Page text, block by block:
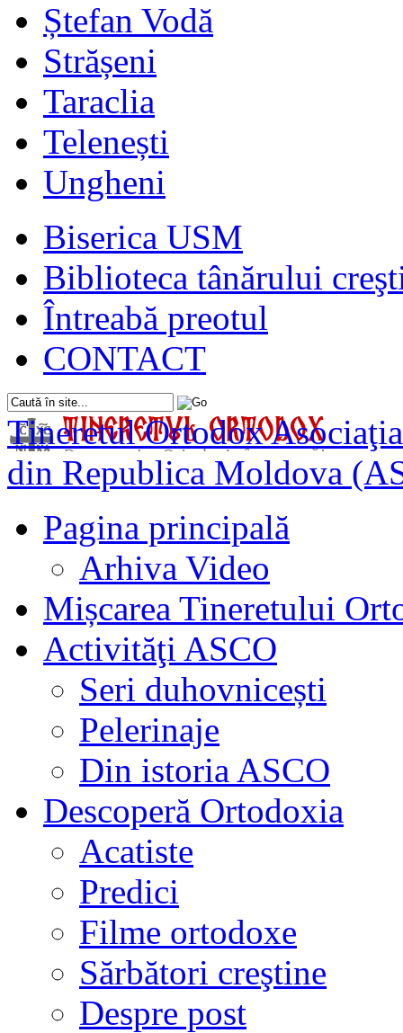
Ștefan Vodă
Strășeni
Taraclia
Telenești
Ungheni
Biserica USM
Biblioteca tânărului
Întreabă preotul
CONTACT
Tineretul Ortodox
din Republica Moldova
Pagina principală
Arhiva Video
Mișcarea Tineretului
Activităţi ASCO
Seri duhovnicești
Pelerinaje
Din istoria ASCO
Descoperă Ortodoxia
Acatiste
Predici
Filme ortodoxe
Sărbători creştine
Despre post